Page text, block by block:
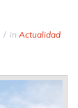
in Actualidad